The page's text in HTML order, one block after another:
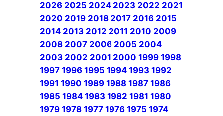
2026 2025 2024 2023 2022 2021
2020 2019 2018 2017 2016 2015
2014 2013 2012 2011 2010 2009
2008 2007 2006 2005 2004
2003 2002 2001 2000 1999 1998
1997 1996 1995 1994 1993 1992
1991 1990 1989 1988 1987 1986
1985 1984 1983 1982 1981 1980
1979 1978 1977 1976 1975 1974